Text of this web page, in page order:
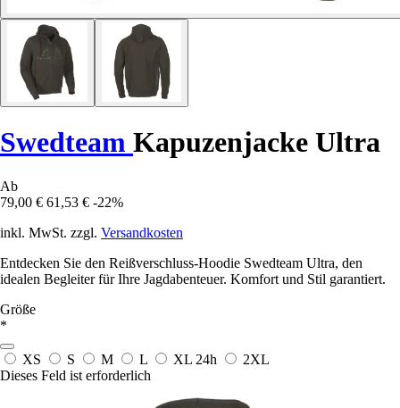
Swedteam Kapuzenjacke Ultra
Ab
79,00 € 61,53 € -22%
inkl. MwSt. zzgl. Versandkosten
Entdecken Sie den Reißverschluss-Hoodie Swedteam Ultra, den
idealen Begleiter für Ihre Jagdabenteuer. Komfort und Stil garantiert.
Größe
*
XS S M L XL 24h
2XL
Dieses Feld ist erforderlich